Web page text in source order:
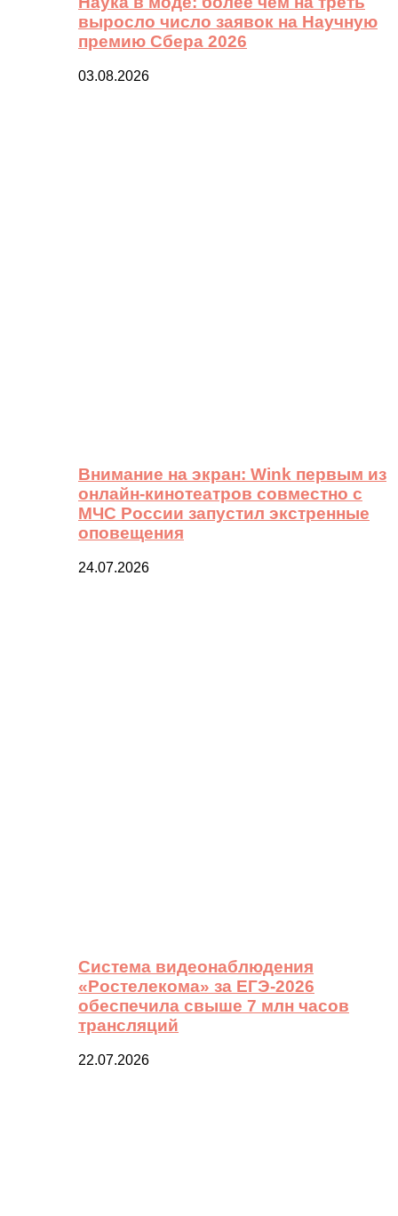
выросло число заявок на Научную
премию Сбера 2026
03.08.2026
Внимание на экран: Wink первым из
онлайн-кинотеатров совместно с
МЧС России запустил экстренные
оповещения
24.07.2026
Система видеонаблюдения
«Ростелекома» за ЕГЭ-2026
обеспечила свыше 7 млн часов
трансляций
22.07.2026